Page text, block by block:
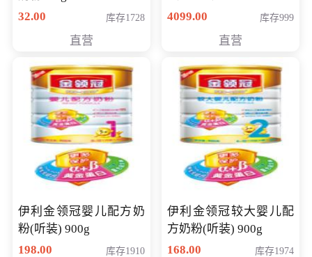
32.00
库存1728
直营
顽石（7代i7-7500U 4G
4099.00 库存999
直营
伊利金领冠婴儿配方奶
粉(听装) 900g
198.00
库存1910
伊利金领冠较大婴儿配
方奶粉(听装) 900g
168.00
库存1974